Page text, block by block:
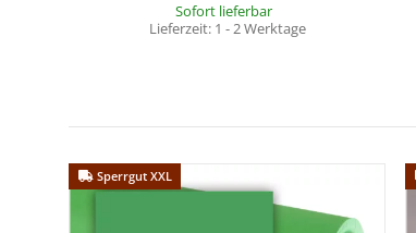
Sofort lieferbar
Lieferzeit: 1 - 2 Werktage
Sperrgut XXL